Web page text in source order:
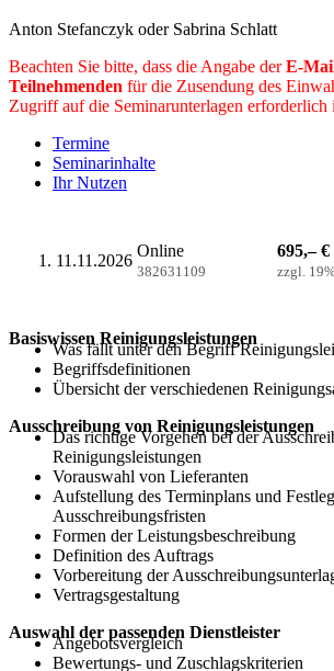
Anton Stefanczyk oder Sabrina Schlatt
Beachten Sie bitte, dass die Angabe derE-
Teilnehmenden für die Zusendung des
Zugriff auf die Seminarunterlagen erforderlich
Termine
Seminarinhalte
Ihr Nutzen
11.11.2026
Online
382631109
695,– €
zzgl.
Basiswissen Reinigungsleistungen
Was fällt unter den Begriff
Begriffsdefinitionen
Übersicht der verschiedenen
Ausschreibung von Reinigungsleistungen
Das richtige Vorgehen bei der
Reinigungsleistungen
Vorauswahl von Lieferanten
Aufstellung des Terminplans und
Ausschreibungsfristen
Formen der Leistungsbeschreibung
Definition des Auftrags
Vorbereitung der
Vertragsgestaltung
Auswahl der passenden Dienstleister
Angebotsvergleich
Bewertungs- und Zuschlagskriterien